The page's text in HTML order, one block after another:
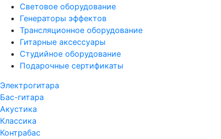
Световое оборудование
Генераторы эффектов
Трансляционное оборудование
Гитарные аксессуары
Студийное оборудование
Подарочные сертификаты
Электрогитара
Бас-гитара
Акустика
Классика
Контрабас